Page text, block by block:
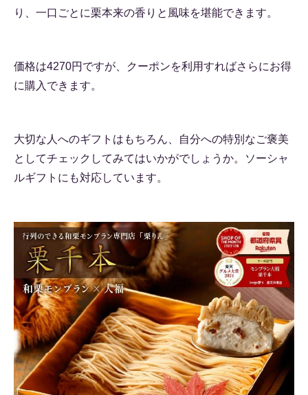
り、一口ごとに栗本来の香りと風味を堪能できます。
価格は4270円ですが、クーポンを利用すればさらにお得
に購入できます。
大切な人へのギフトはもちろん、自分への特別なご褒美
としてチェックしてみてはいかがでしょうか。ソーシャ
ルギフトにも対応しています。